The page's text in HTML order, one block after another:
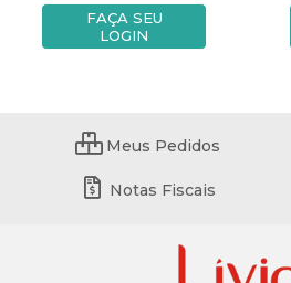
FAÇA SEU
LOGIN
Meus Pedidos
Notas Fiscais